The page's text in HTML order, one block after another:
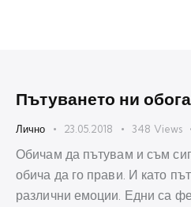
Пътуването ни
Лично 23.05.2018 348 Views
Обичам да пътувам и съм
обича да го прави. И като
различни емоции. Едни са